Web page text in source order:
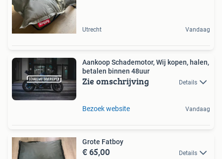
Utrecht Vandaag
Aankoop Schademotor, Wij kopen, halen,
betalen binnen 48uur
Zie omschrijving Details
Bezoek website Vandaag
Grote Fatboy
€ 65,00 Details